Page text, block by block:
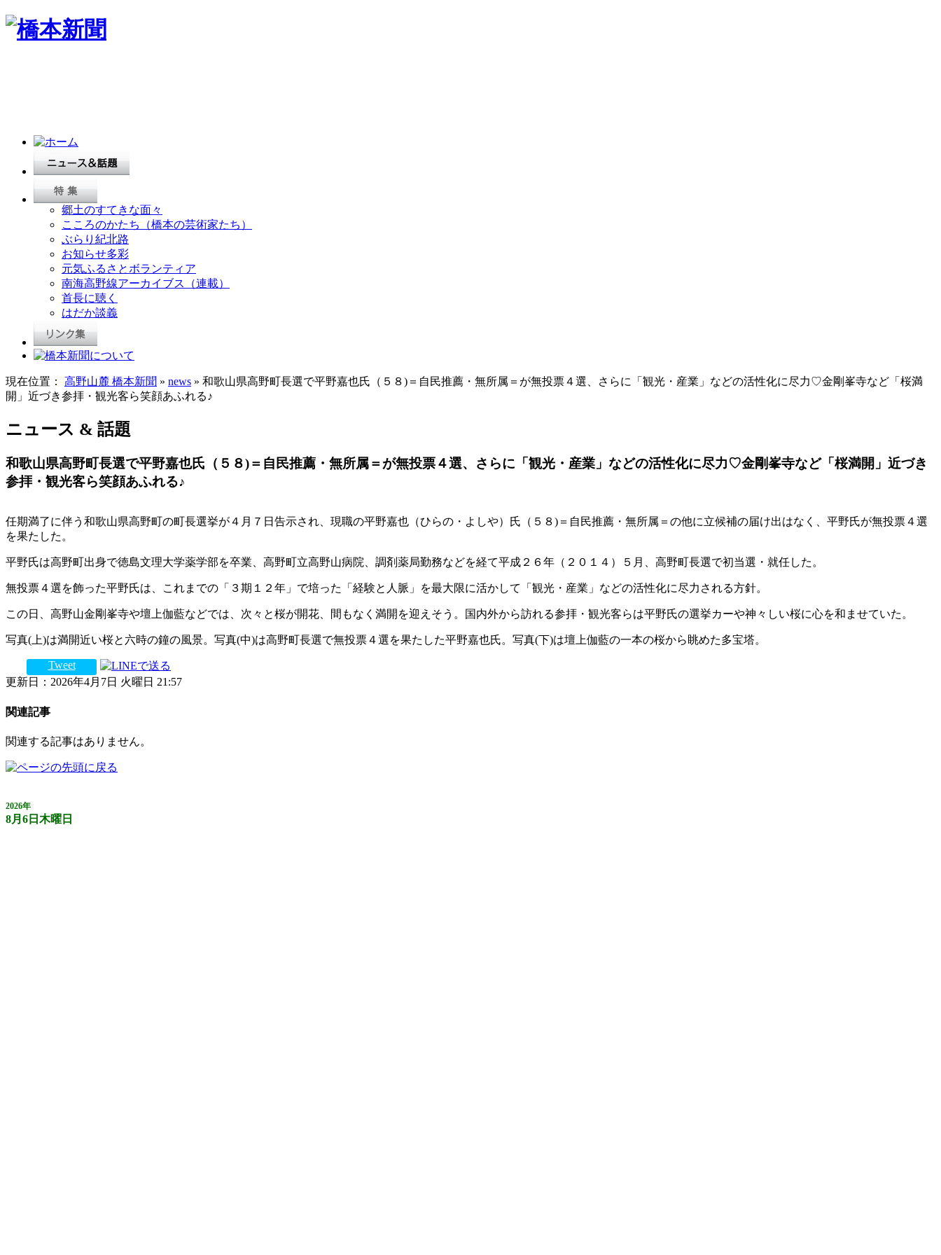
郷土のすてきな面々
こころのかたち（橋本の芸術家たち）
ぶらり紀北路
お知らせ多彩
元気ふるさとボランティア
南海高野線アーカイブス（連載）
首長に聴く
はだか談義
現在位置： 高野山麓 橋本新聞 » news » 和歌山県高野町長選で平野嘉也氏（５８)＝自民推薦・無所属＝が無投票４選、さらに「観光・産業」などの活性化に尽力♡金剛峯寺など「桜満
開」近づき参拝・観光客ら笑顔あふれる♪
ニュース & 話題
和歌山県高野町長選で平野嘉也氏（５８)＝自民推薦・無所属＝が無投票４選、さらに「観光・産業」などの活性化に尽力♡金剛峯寺など「桜満開」近づき
参拝・観光客ら笑顔あふれる♪
任期満了に伴う和歌山県高野町の町長選挙が４月７日告示され、現職の平野嘉也（ひらの・よしや）氏（５８)＝自民推薦・無所属＝の他に立候補の届け出はなく、平野氏が無投票４選
を果たした。
平野氏は高野町出身で徳島文理大学薬学部を卒業、高野町立高野山病院、調剤薬局勤務などを経て平成２６年（２０１４）５月、高野町長選で初当選・就任した。
無投票４選を飾った平野氏は、これまでの「３期１２年」で培った「経験と人脈」を最大限に活かして「観光・産業」などの活性化に尽力される方針。
この日、高野山金剛峯寺や壇上伽藍などでは、次々と桜が開花、間もなく満開を迎えそう。国内外から訪れる参拝・観光客らは平野氏の選挙カーや神々しい桜に心を和ませていた。
写真(上)は満開近い桜と六時の鐘の風景。写真(中)は高野町長選で無投票４選を果たした平野嘉也氏。写真(下)は壇上伽藍の一本の桜から眺めた多宝塔。
Tweet
更新日：2026年4月7日 火曜日 21:57
関連記事
関連する記事はありません。
2026年
8月6日木曜日